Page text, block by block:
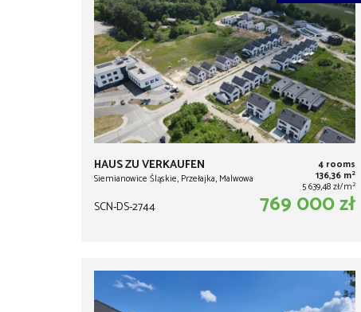
HAUS ZU VERKAUFEN
Siemianowice Śląskie, Przełajka, Malwowa
4 rooms
136,36 m2
5 639,48 zł/m2
SCN-DS-2744 769 000 zł